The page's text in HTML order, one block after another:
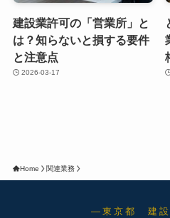
建設業許可の「営業所」と
は？知らないと損する要件
と注意点
2026-03-17
Home 関連業務
―東京都 建設